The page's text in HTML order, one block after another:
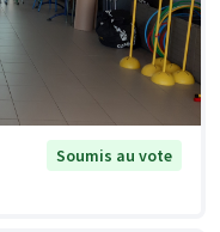
Soumis au vote